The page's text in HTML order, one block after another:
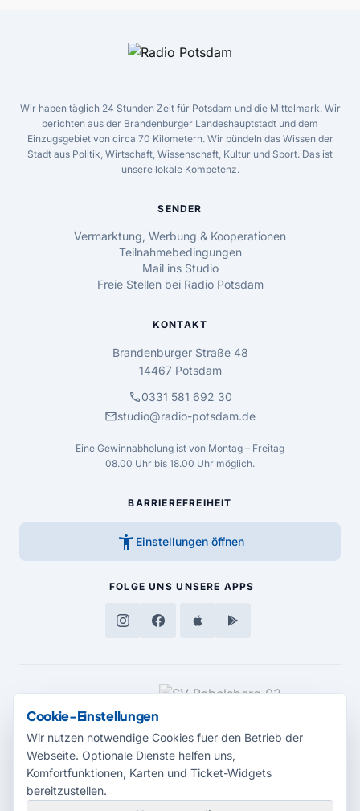
Wir haben täglich 24 Stunden Zeit für Potsdam und die Mittelmark. Wir
berichten aus der Brandenburger Landeshauptstadt und dem
Einzugsgebiet von circa 70 Kilometern. Wir bündeln das Wissen der
Stadt aus Politik, Wirtschaft, Wissenschaft, Kultur und Sport. Das ist
unsere lokale Kompetenz.
SENDER
Vermarktung, Werbung & Kooperationen
Teilnahmebedingungen
Mail ins Studio
Freie Stellen bei Radio Potsdam
KONTAKT
Brandenburger Straße 48
14467 Potsdam
call0331 581 692 30
mailstudio@radio-potsdam.de
Eine Gewinnabholung ist von Montag – Freitag
08.00 Uhr bis 18.00 Uhr möglich.
BARRIEREFREIHEIT
accessibility_new Einstellungen öffnen
FOLGE UNS UNSERE APPS
MEDIENPARTNER
Cookie-Einstellungen
Wir nutzen notwendige Cookies fuer den Betrieb der
Webseite. Optionale Dienste helfen uns,
Komfortfunktionen, Karten und Ticket-Widgets
bereitzustellen.